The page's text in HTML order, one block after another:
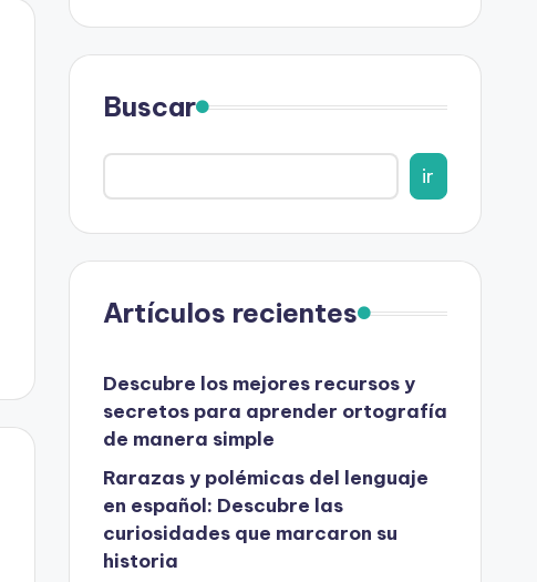
Buscar
ir
Artículos recientes
Descubre los mejores recursos y
secretos para aprender ortografía
de manera simple
Rarazas y polémicas del lenguaje
en español: Descubre las
curiosidades que marcaron su
historia